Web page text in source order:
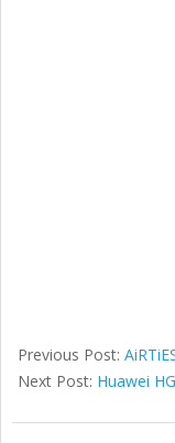
Previous Post:
Next Post: Huawei